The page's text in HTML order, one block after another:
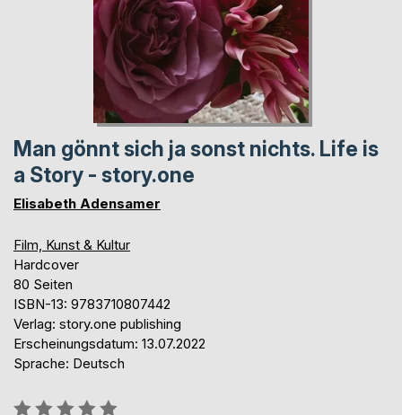
Man gönnt sich ja sonst nichts. Life is
a Story - story.one
Elisabeth Adensamer
Film, Kunst & Kultur
Hardcover
80 Seiten
ISBN-13: 9783710807442
Verlag: story.one publishing
Erscheinungsdatum: 13.07.2022
Sprache: Deutsch
Bewertung::